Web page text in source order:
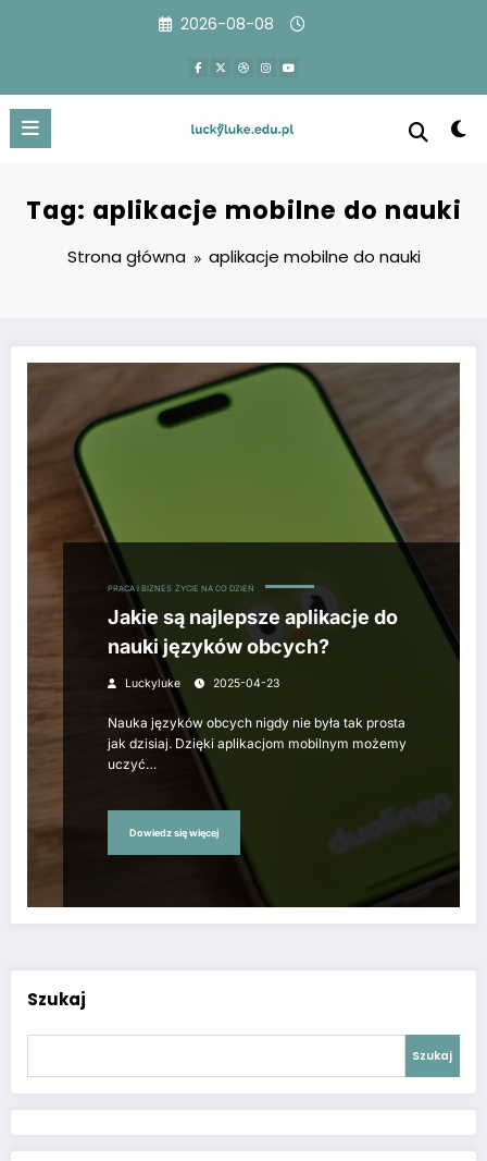
2026-08-08
Tag: aplikacje mobilne do nauki
Strona główna aplikacje mobilne do nauki
PRACA I BIZNES ŻYCIE NA CO DZIEŃ
Jakie są najlepsze aplikacje do
nauki języków obcych?
Luckyluke 2025-04-23
Nauka języków obcych nigdy nie była tak prosta
jak dzisiaj. Dzięki aplikacjom mobilnym możemy
uczyć…
Dowiedz się więcej
Szukaj
Szukaj